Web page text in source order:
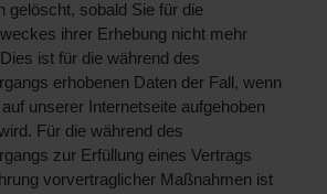
gelöscht, sobald Sie für die
ihrer Erhebung nicht mehr
ist für die während des
erhobenen Daten der Fall, wenn
unserer Internetseite aufgehoben
Für die während des
zur Erfüllung eines Vertrags
vorvertraglicher Maßnahmen ist